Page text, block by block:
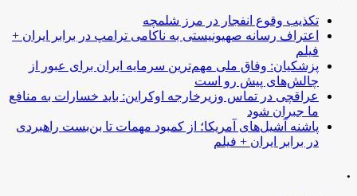
تکذیب وقوع انفجار در مرز شلمچه
اعتراف رسانه صهیونیستی به ناکامی ترامپ در برابر ایران +
فیلم
پزشکیان: وفاق ملی مهم‌ترین سرمایه ایران برای عبور از
چالش‌های پیش رو است
عراقچی در تماس وزیرخارجه اوکراین: باید خسارات به منافع
ما جبران شود
پاشنه آشیل‌های آمریکا؛ از کمبود مهمات تا بن‌بست راهبردی
در برابر ایران + فیلم
.